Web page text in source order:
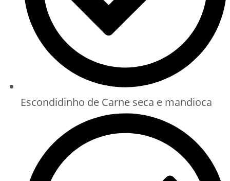
Escondidinho de Carne seca e mandioca